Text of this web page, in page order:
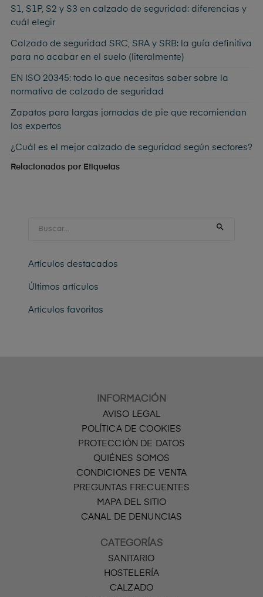
S1, S1P, S2 y S3 en calzado de seguridad: diferencias y
cuál elegir
Calzado de seguridad SRC, SRA y SRB: la guía definitiva
para no acabar en el suelo (literalmente)
EN ISO 20345: todo lo que necesitas saber sobre la
normativa de calzado de seguridad
Zapatos para largas jornadas de pie que recomiendan
los expertos
¿Cuál es el mejor calzado de seguridad según sectores?
Relacionados por Etiquetas

Artículos destacados
Últimos artículos
Artículos favoritos
INFORMACIÓN
AVISO LEGAL
POLÍTICA DE COOKIES
PROTECCIÓN DE DATOS
QUIÉNES SOMOS
CONDICIONES DE VENTA
PREGUNTAS FRECUENTES
MAPA DEL SITIO
CANAL DE DENUNCIAS
CATEGORÍAS
SANITARIO
HOSTELERÍA
CALZADO